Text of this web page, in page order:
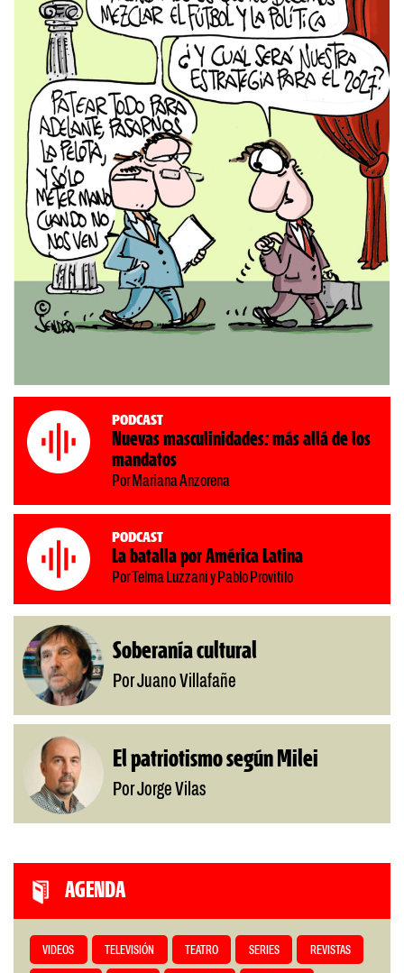
Podcast
Nuevas masculinidades: más allá de los
mandatos
Por Mariana Anzorena
Podcast
La batalla por América Latina
Por Telma Luzzani y Pablo Provitilo
Soberanía cultural
Por Juano Villafañe
El patriotismo según Milei
Por Jorge Vilas
AGENDA
VIDEOS TELEVISIÓN TEATRO SERIES REVISTAS